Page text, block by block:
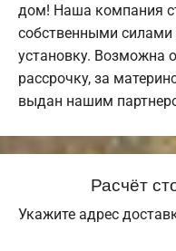
дом! Наша компания
собственными силами
установку. Возможна
рассрочку, за
выдан нашим
Расчёт
Укажите адрес